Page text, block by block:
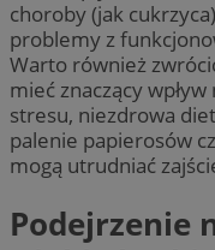
choroby (jak
problemy z
Warto również
mieć znaczący
stresu, niezdrowa
palenie papierosów
mogą utrudniać
Podejrzenie